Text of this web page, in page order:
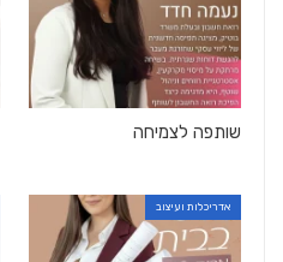
שותפה לצמיחה
אדריכלות ועיצוב